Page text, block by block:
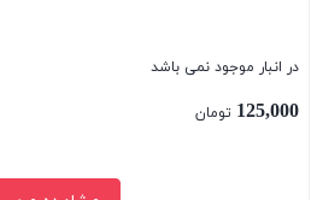
در انبار موجود نمی باشد
125,000 تومان